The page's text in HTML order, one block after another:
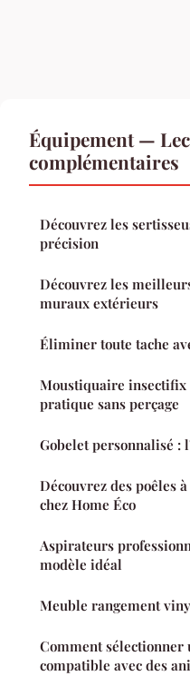
Équipement —
complémentaires
Découvrez les
précision
Découvrez les
muraux extérieurs
Éliminer toute tache
Moustiquaire insectifix
pratique sans perçage
Gobelet personnalisé :
Découvrez des poêles
chez Home Éco
Aspirateurs
modèle idéal
Meuble rangement
Comment sélectionner
compatible avec des